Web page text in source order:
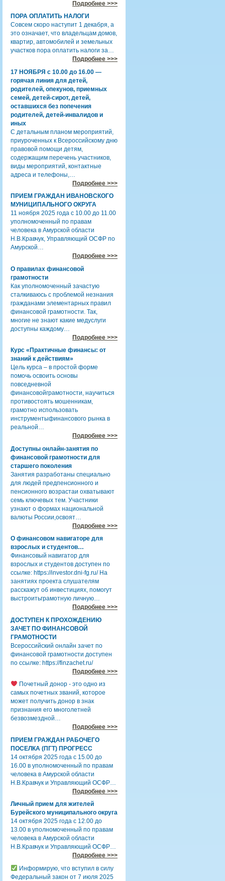
Подробнее >>>
ПОРА ОПЛАТИТЬ НАЛОГИ
Совсем скоро наступит 1 декабря, а
это означает, что владельцам домов,
квартир, автомобилей и земельных
участков пора оплатить налоги за…
Подробнее >>>
17 НОЯБРЯ с 10.00 до 16.00 —
горячая линия для детей,
родителей, опекунов, приемных
семей, детей-сирот, детей,
оставшихся без попечения
родителей, детей-инвалидов и
иных
С детальным планом мероприятий,
приуроченных к Всероссийскому дню
правовой помощи детям,
содержащим перечень участников,
виды мероприятий, контактные
адреса и телефоны,…
Подробнее >>>
ПРИЕМ ГРАЖДАН ИВАНОВСКОГО
МУНИЦИПАЛЬНОГО ОКРУГА
11 ноября 2025 года с 10.00 до 11.00
уполномоченный по правам
человека в Амурской области
Н.В.Кравчук, Управляющий ОСФР по
Амурской…
Подробнее >>>
О правилах финансовой
грамотности
Как уполномоченный зачастую
сталкиваюсь с проблемой незнания
гражданами элементарных правил
финансовой грамотности. Так,
многие не знают какие медуслуги
доступны каждому…
Подробнее >>>
Курс «Практичные финансы: от
знаний к действиям»
Цель курса – в простой форме
помочь освоить основы
повседневной
финансовойграмотности, научиться
противостоять мошенникам,
грамотно использовать
инструментыфинансового рынка в
реальной…
Подробнее >>>
Доступны онлайн-занятия по
финансовой грамотности для
старшего поколения
Занятия разработаны специально
для людей предпенсионного и
пенсионного возрастаи охватывают
семь ключевых тем. Участники
узнают о формах национальной
валюты России,освоят…
Подробнее >>>
О финансовом навигаторе для
взрослых и студентов…
Финансовый навигатор для
взрослых и студентов доступен по
ссылке: https://investor.dni-fg.ru/ На
занятиях проекта слушателям
расскажут об инвестициях, помогут
выстроитьграмотную личную…
Подробнее >>>
ДОСТУПЕН К ПРОХОЖДЕНИЮ
ЗАЧЕТ ПО ФИНАНСОВОЙ
ГРАМОТНОСТИ
Всероссийский онлайн зачет по
финансовой грамотности доступен
по ссылке: https://finzachet.ru/
Подробнее >>>
Почетный донор - это одно из
самых почетных званий, которое
может получить донор в знак
признания его многолетней
безвозмездной…
Подробнее >>>
ПРИЕМ ГРАЖДАН РАБОЧЕГО
ПОСЕЛКА (ПГТ) ПРОГРЕСС
14 октября 2025 года с 15.00 до
16.00 в уполномоченный по правам
человека в Амурской области
Н.В.Кравчук и Управляющий ОСФР…
Подробнее >>>
Личный прием для жителей
Бурейского муниципального округа
14 октября 2025 года с 12.00 до
13.00 в уполномоченный по правам
человека в Амурской области
Н.В.Кравчук и Управляющий ОСФР…
Подробнее >>>
Информирую, что вступил в силу
Федеральный закон от 7 июля 2025